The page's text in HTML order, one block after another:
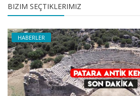
BIZIM SEÇTIKLERIMIZ
HABERLER